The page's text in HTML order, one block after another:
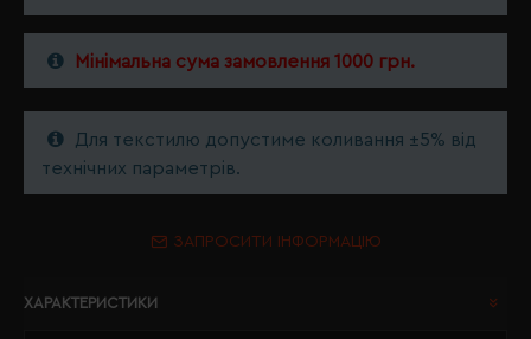
Мінімальна сума замовлення 1000 грн.
Для текстилю допустиме коливання ±5% від
технічних параметрів.
ЗАПРОСИТИ ІНФОРМАЦІЮ
ХАРАКТЕРИСТИКИ